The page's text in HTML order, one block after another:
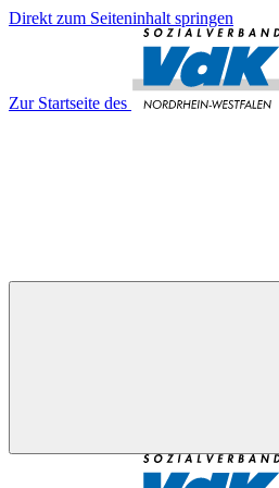
Direkt zum Seiteninhalt springen
Zur Startseite des